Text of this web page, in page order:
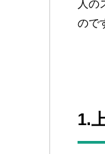
人の
ので
1.